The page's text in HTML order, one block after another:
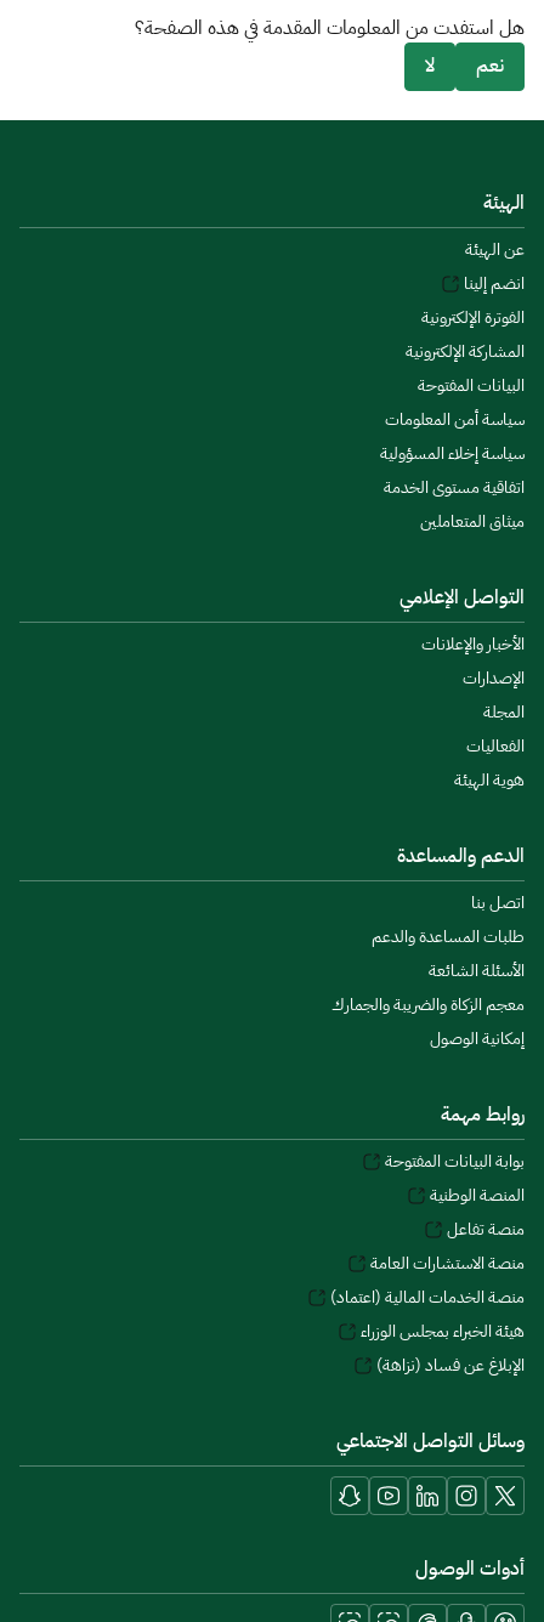
هل استفدت من المعلومات المقدمة في هذه الصفحة؟
نعم
لا
الهيئة
عن الهيئة
انضم إلينا
الفوترة الإلكترونية
المشاركة الإلكترونية
البيانات المفتوحة
سياسة أمن المعلومات
سياسة إخلاء المسؤولية
اتفاقية مستوى الخدمة
ميثاق المتعاملين
التواصل الإعلامي
الأخبار والإعلانات
الإصدارات
المجلة
الفعاليات
هوية الهيئة
الدعم والمساعدة
اتصل بنا
طلبات المساعدة والدعم
الأسئلة الشائعة
معجم الزكاة والضريبة والجمارك
إمكانية الوصول
روابط مهمة
بوابة البيانات المفتوحة
المنصة الوطنية
منصة تفاعل
منصة الاستشارات العامة
منصة الخدمات المالية (اعتماد)
هيئة الخبراء بمجلس الوزراء
الإبلاغ عن فساد (نزاهة)
وسائل التواصل الاجتماعي
أدوات الوصول